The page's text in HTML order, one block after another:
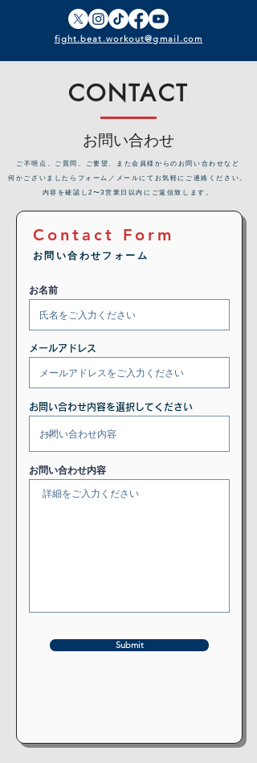
fight.beat.workout@gmail.com
CONTACT
お問い合わせ
​ご不明点、ご質問、ご要望、また会員様からのお問い合わせなど
何かございましたらフォーム／メールにてお気軽にご連絡ください。
内容を確認し2〜3営業日以内にご返信致します。
Contact Form
お問い合わせフォーム
お名前
メールアドレス
お問い合わせ内容を選択してください
お問い合わせ内容
Submit